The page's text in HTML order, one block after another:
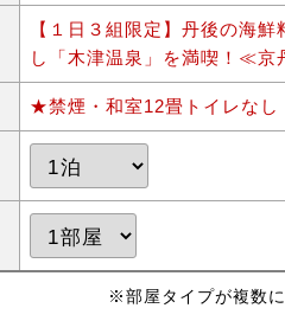
【１日３組限定】丹後の海
し「木津温泉」を満喫！≪京
★禁煙・和室12畳トイレなし
※部屋タイプが複数